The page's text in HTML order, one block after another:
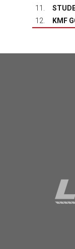
11.
12.
KMF